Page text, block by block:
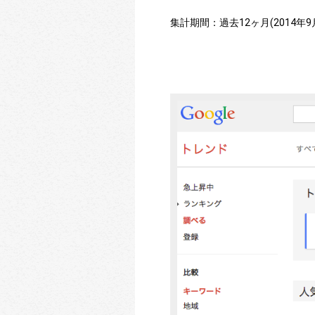
集計期間：過去12ヶ月(2014年9